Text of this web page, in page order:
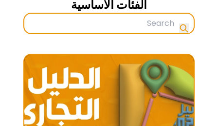
الفئات الأساسية